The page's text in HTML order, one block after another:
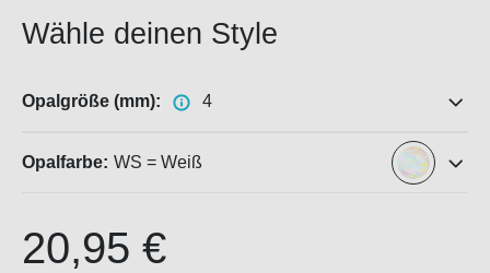
Wähle deinen Style
Opalgröße (mm): 4
Opalfarbe: WS = Weiß
20,95 €